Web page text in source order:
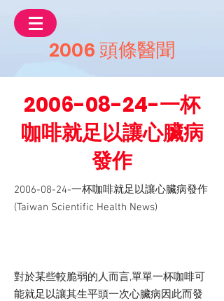
2006 頭條醫聞
2006-08-24-一杯
咖啡就足以讓心臟病
發作
2006-08-24-一杯咖啡就足以讓心臟病發作
(Taiwan Scientific Health News)
對於某些較脆弱的人而言,單單一杯咖啡可
能就足以讓其生平頭一次心臟病因此而發